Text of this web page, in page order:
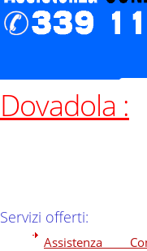
zone
Contatti
Dovadola :
Servizi offerti:
Assistenza